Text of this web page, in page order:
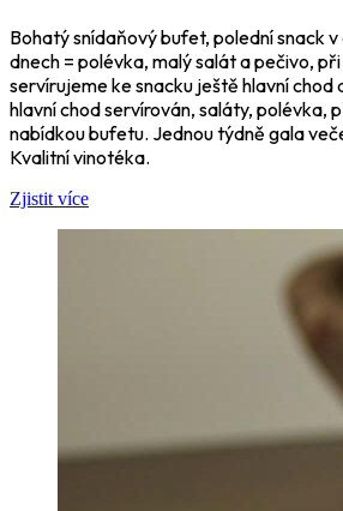
Bohatý snídaňový bufet, polední snack
dnech = polévka, malý salát a pečivo,
servírujeme ke snacku ještě hlavní chod
hlavní chod servírován, saláty, polévka,
nabídkou bufetu. Jednou týdně gala
Kvalitní vinotéka.
Zjistit více